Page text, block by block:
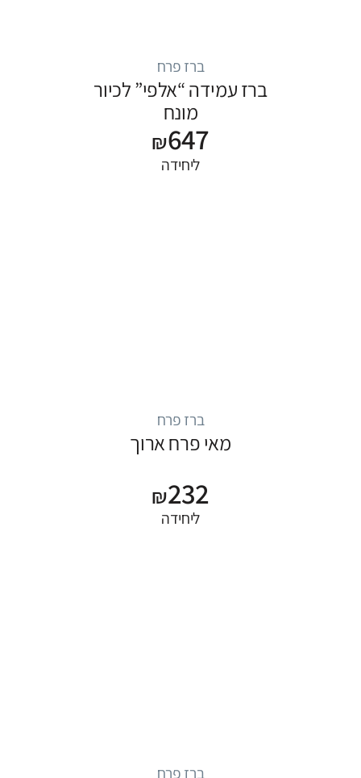
ברז פרח
ברז עמידה “אלפי” לכיור
מונח
₪647
ליחידה
ברז פרח
מאי פרח ארוך
₪232
ליחידה
ברז פרח